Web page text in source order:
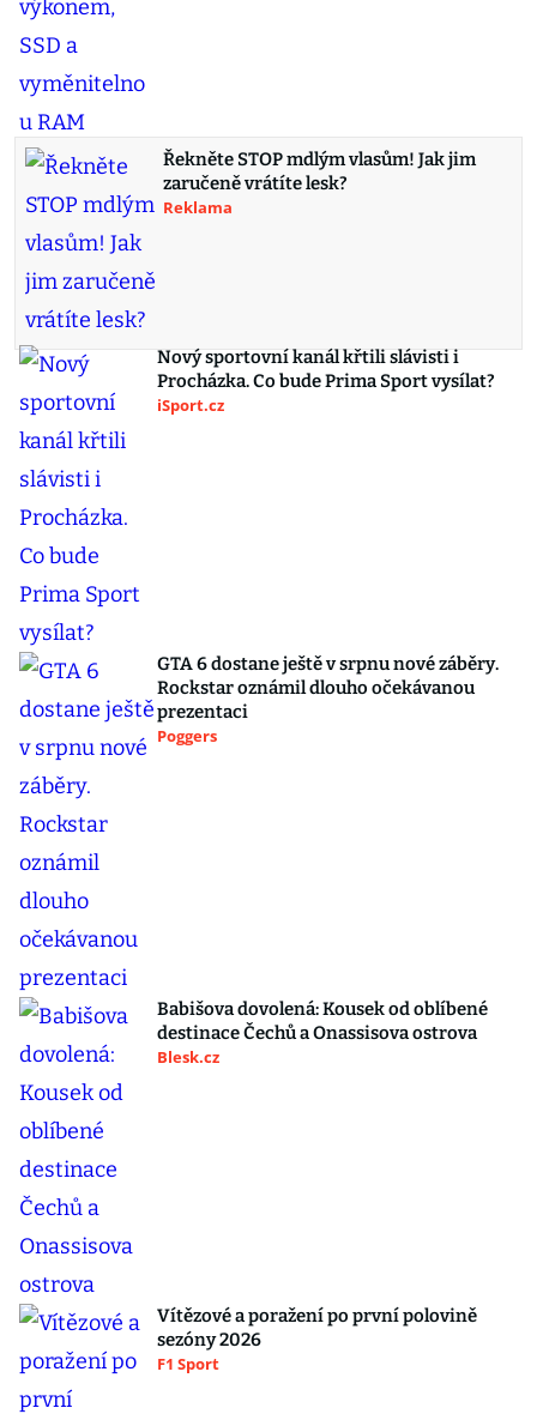
Řekněte STOP mdlým vlasům! Jak jim
zaručeně vrátíte lesk?
Reklama
Nový sportovní kanál křtili slávisti i
Procházka. Co bude Prima Sport vysílat?
iSport.cz
GTA 6 dostane ještě v srpnu nové záběry.
Rockstar oznámil dlouho očekávanou
prezentaci
Poggers
Babišova dovolená: Kousek od oblíbené
destinace Čechů a Onassisova ostrova
Blesk.cz
Vítězové a poražení po první polovině
sezóny 2026
F1 Sport